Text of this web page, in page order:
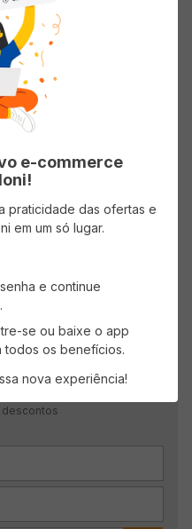
avaliação.
e-commerce
praticidade das ofertas e
em um só lugar.
e continue
se ou baixe o app
todos os benefícios.
nova experiência!